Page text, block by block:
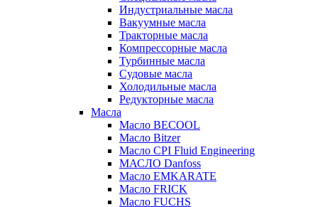
Индустриальные масла
Вакуумные масла
Тракторные масла
Компрессорные масла
Турбинные масла
Судовые масла
Холодильные масла
Редукторные масла
Масла
Масло BECOOL
Масло Bitzer
Масло CPI Fluid Engineering
МАСЛО Danfoss
Масло EMKARATE
Масло FRICK
Масло FUCHS